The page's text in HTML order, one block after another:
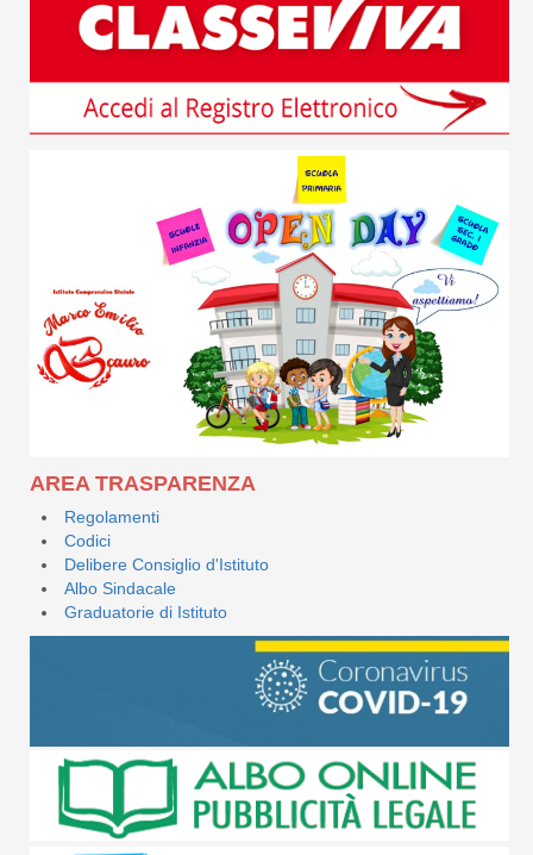
AREA TRASPARENZA
Regolamenti
Codici
Delibere Consiglio d'Istituto
Albo Sindacale
Graduatorie di Istituto